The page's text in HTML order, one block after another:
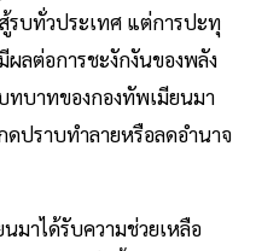
รบทั่วประเทศ แต่การปะทุ
ลต่อการชะงักงันของพลัง
ทบาทของกองทัพเมียนมา
ดปราบทำลายหรือลดอำนาจ
นมาได้รับความช่วยเหลือ